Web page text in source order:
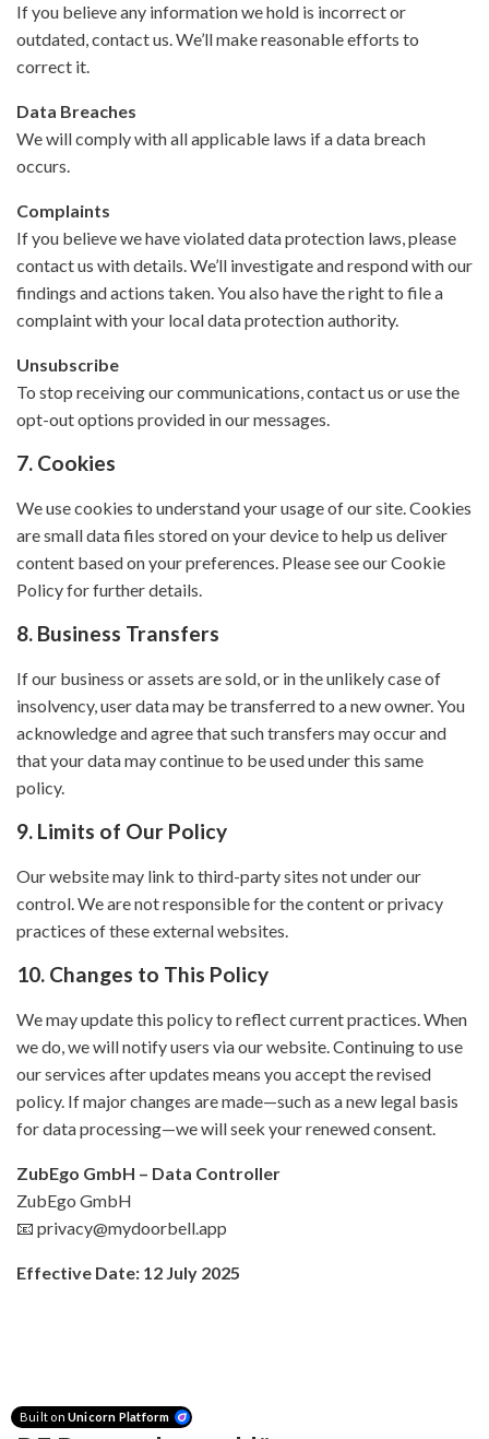
If you believe any information we hold is incorrect or
outdated, contact us. We’ll make reasonable efforts to
correct it.
Data Breaches
We will comply with all applicable laws if a data breach
occurs.
Complaints
If you believe we have violated data protection laws, please
contact us with details. We’ll investigate and respond with our
findings and actions taken. You also have the right to file a
complaint with your local data protection authority.
Unsubscribe
To stop receiving our communications, contact us or use the
opt-out options provided in our messages.
7. Cookies
We use cookies to understand your usage of our site. Cookies
are small data files stored on your device to help us deliver
content based on your preferences. Please see our Cookie
Policy for further details.
8. Business Transfers
If our business or assets are sold, or in the unlikely case of
insolvency, user data may be transferred to a new owner. You
acknowledge and agree that such transfers may occur and
that your data may continue to be used under this same
policy.
9. Limits of Our Policy
Our website may link to third-party sites not under our
control. We are not responsible for the content or privacy
practices of these external websites.
10. Changes to This Policy
We may update this policy to reflect current practices. When
we do, we will notify users via our website. Continuing to use
our services after updates means you accept the revised
policy. If major changes are made—such as a new legal basis
for data processing—we will seek your renewed consent.
ZubEgo GmbH – Data Controller
ZubEgo GmbH
📧 privacy@mydoorbell.app
Effective Date: 12 July 2025
Built on Unicorn Platform